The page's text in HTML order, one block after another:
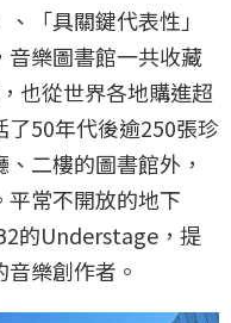
「具關鍵代表性」
音樂圖書館一共收藏
也從世界各地購進超
50年代後逾250張珍
二樓的圖書館外，
常不開放的地下
的Understage，提
樂創作者。